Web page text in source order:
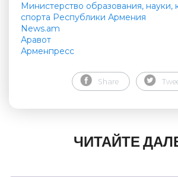
Министерство образования, науки,
спорта Республики Армения
News.am
Аравот
Арменпресс
Share
ЧИТАЙТЕ